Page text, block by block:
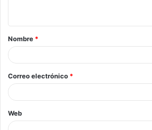
Nombre *
Correo electrónico *
Web